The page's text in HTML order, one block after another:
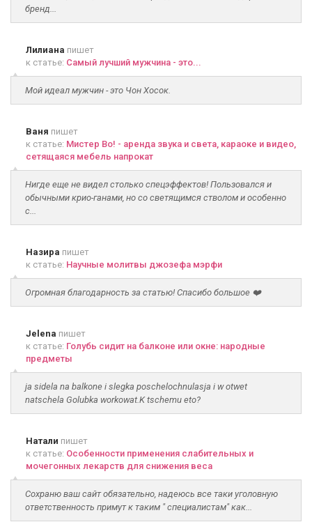
бренд...
Лилиана пишет
к статье: Самый лучший мужчина - это...
Мой идеал мужчин - это Чон Хосок.
Ваня пишет
к статье: Мистер Во! - аренда звука и света, караоке и видео,
сетящаяся мебель напрокат
Нигде еще не видел столько спецэффектов! Пользовался и
обычными крио-ганами, но со светящимся стволом и особенно
с...
Назира пишет
к статье: Научные молитвы джозефа мэрфи
Огромная благодарность за статью! Спасибо большое ❤️
Jelena пишет
к статье: Голубь сидит на балконе или окне: народные
предметы
ja sidela na balkone i slegka poschelochnulasja i w otwet
natschela Golubka workowat.K tschemu eto?
Натали пишет
к статье: Особенности применения слабительных и
мочегонных лекарств для снижения веса
Сохраню ваш сайт обязательно, надеюсь все таки уголовную
ответственность примут к таким " специалистам" как...